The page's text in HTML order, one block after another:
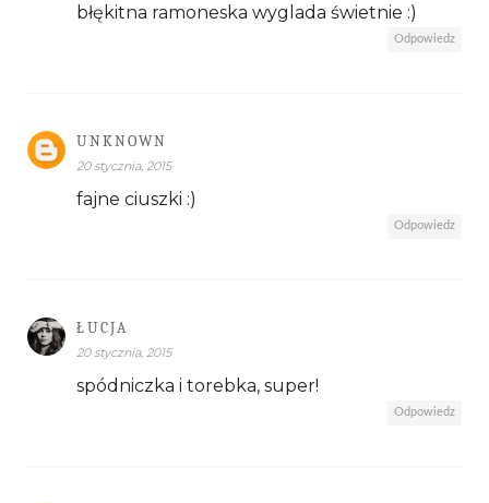
błękitna ramoneska wyglada świetnie :)
Odpowiedz
UNKNOWN
20 stycznia, 2015
fajne ciuszki :)
Odpowiedz
ŁUCJA
20 stycznia, 2015
spódniczka i torebka, super!
Odpowiedz